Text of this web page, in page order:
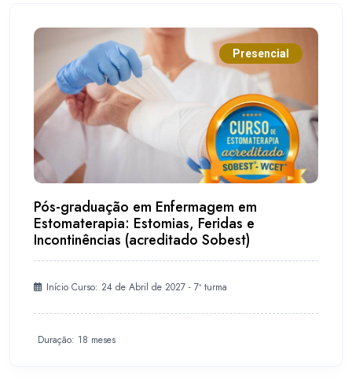
Presencial
Pós-graduação em Enfermagem em
Estomaterapia: Estomias, Feridas e
Incontinências (acreditado Sobest)
Início Curso: 24 de Abril de 2027 - 7ª turma
Duração: 18 meses